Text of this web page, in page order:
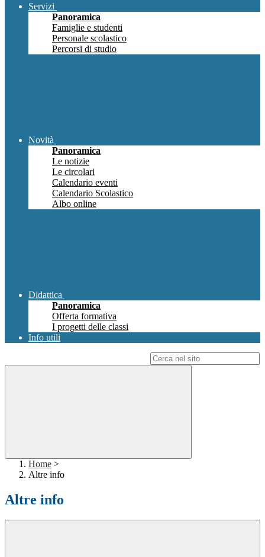
Servizi
Panoramica
Famiglie e studenti
Personale scolastico
Percorsi di studio
Novità
Panoramica
Le notizie
Le circolari
Calendario eventi
Calendario Scolastico
Albo online
Didattica
Panoramica
Offerta formativa
I progetti delle classi
Info utili
Home >
Altre info
Altre info